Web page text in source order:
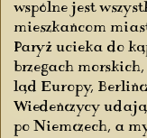
wspólne jest
mieszkańcom
Paryż ucieka do
brzegach
ląd Europy,
Wiedeńczycy
po Niemczech, a